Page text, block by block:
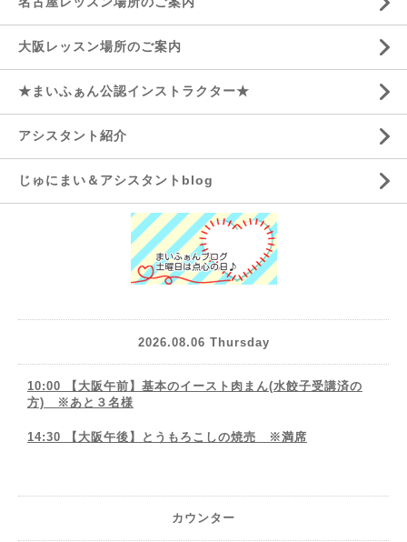
大阪レッスン場所のご案内
★まいふぁん公認インストラクター★
アシスタント紹介
じゅにまい＆アシスタントblog
2026.08.06 Thursday
10:00 【大阪午前】基本のイースト肉まん(水餃子受講済の
方) ※あと３名様
14:30 【大阪午後】とうもろこしの焼売 ※満席
カウンター